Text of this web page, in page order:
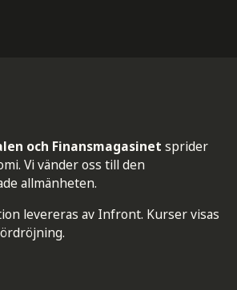
och Finansmagasinet sprider
Vi vänder oss till den
allmänheten.
levereras av Infront. Kurser visas